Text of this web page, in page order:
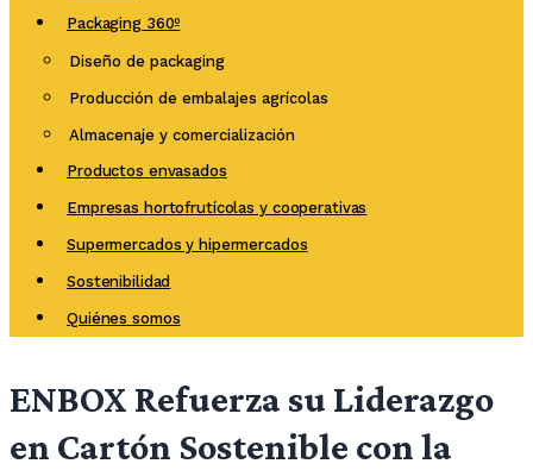
Packaging 360º
Diseño de packaging
Producción de embalajes agrícolas
Almacenaje y comercialización
Productos envasados
Empresas hortofrutícolas y cooperativas
Supermercados y hipermercados
Sostenibilidad
Quiénes somos
ENBOX Refuerza su Liderazgo
en Cartón Sostenible con la